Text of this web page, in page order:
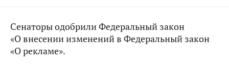
Сенаторы одобрили Федеральный закон
«О внесении изменений в Федеральный закон
«О рекламе».